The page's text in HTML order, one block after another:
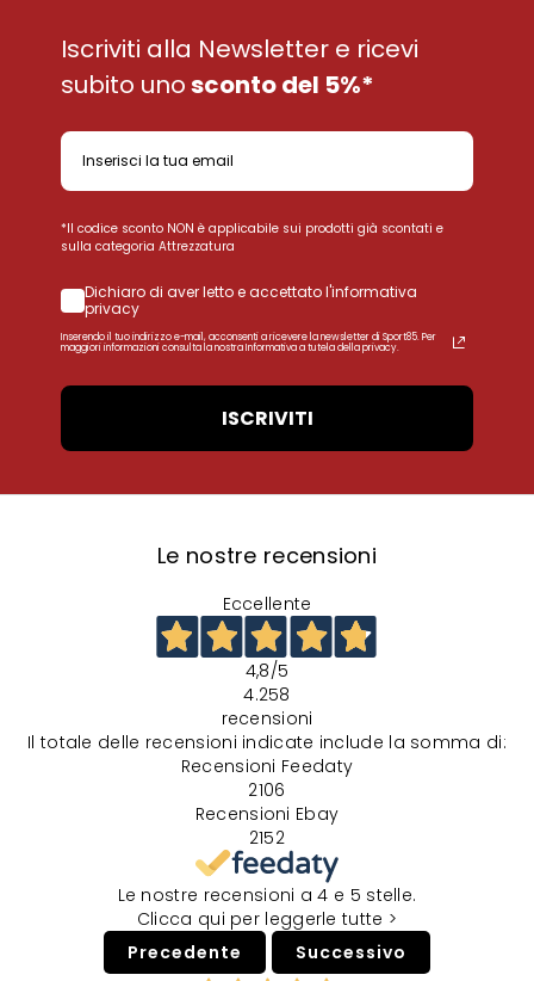
Iscriviti alla Newsletter e ricevi
subito unosconto del 5%*
*Il codice sconto NON è applicabile sui prodotti già scontati e
sulla categoria Attrezzatura
Dichiaro di aver letto e accettato l'informativa
privacy
Inserendo il tuo indirizzo e-mail, acconsenti a ricevere la newsletter di Sport85. Per
maggiori informazioni consulta la nostra Informativa a tutela della privacy.
ISCRIVITI
Le nostre recensioni
Eccellente
4,8/5
4.258
recensioni
Il totale delle recensioni indicate include la somma di:
Recensioni Feedaty
2106
Recensioni Ebay
2152
Le nostre recensioni a 4 e 5 stelle.
Clicca qui per leggerle tutte >
Precedente
Successivo